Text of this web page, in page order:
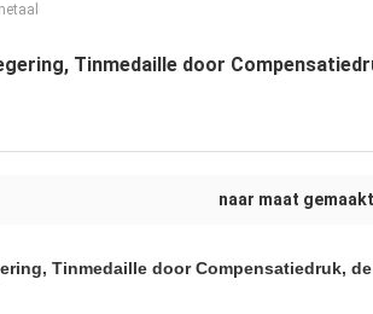
Tinmedaille door
naar maat
Tinmedaille door Compensatiedruk,